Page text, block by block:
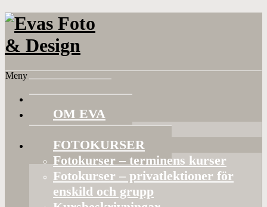
Meny
HEM
OM EVA
Referenser
FOTOKURSER
Fotokurser – terminens kurser
Fotokurser – privatlektioner för
enskild och grupp